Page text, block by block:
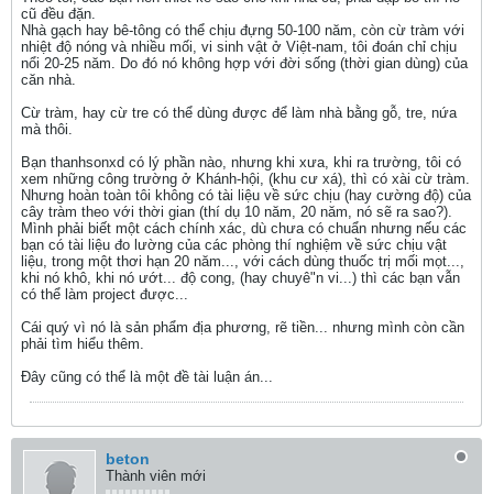
cũ đều đặn.
Nhà gạch hay bê-tông có thể chịu đựng 50-100 năm, còn cừ tràm với
nhiệt độ nóng và nhiều mối, vi sinh vật ở Việt-nam, tôi đoán chỉ chịu
nổi 20-25 năm. Do đó nó không hợp với đời sống (thời gian dùng) của
căn nhà.
Cừ tràm, hay cừ tre có thể dùng được để làm nhà bằng gỗ, tre, nứa
mà thôi.
Bạn thanhsonxd có lý phần nào, nhưng khi xưa, khi ra trường, tôi có
xem những công trường ở Khánh-hội, (khu cư xá), thì có xài cừ tràm.
Nhưng hoàn toàn tôi không có tài liệu về sức chịu (hay cường độ) của
cây tràm theo với thời gian (thí dụ 10 năm, 20 năm, nó sẽ ra sao?).
Mình phải biết một cách chính xác, dù chưa có chuẩn nhưng nếu các
bạn có tài liệu đo lường của các phòng thí nghiệm về sức chịu vật
liệu, trong một thơi hạn 20 năm..., với cách dùng thuốc trị mối mọt...,
khi nó khô, khi nó ướt... độ cong, (hay chuyê"n vi...) thì các bạn vẫn
có thể làm project được...
Cái quý vì nó là sản phẩm địa phương, rẽ tiền... nhưng mình còn cần
phải tìm hiểu thêm.
Ðây cũng có thể là một đề tài luận án...
beton
Thành viên mới